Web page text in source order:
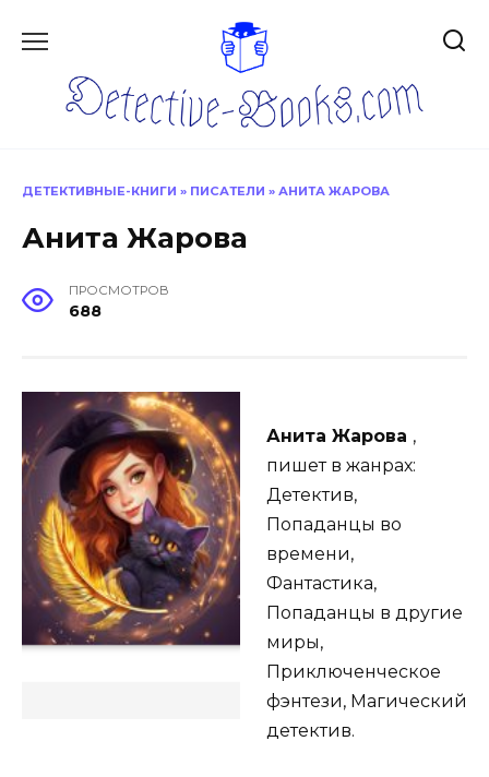
ДЕТЕКТИВНЫЕ-КНИГИ » ПИСАТЕЛИ » АНИТА ЖАРОВА
Анита Жарова
ПРОСМОТРОВ
688
Анита Жарова ,
пишет в жанрах:
Детектив,
Попаданцы во
времени,
Фантастика,
Попаданцы в другие
миры,
Приключенческое
фэнтези, Магический
детектив.